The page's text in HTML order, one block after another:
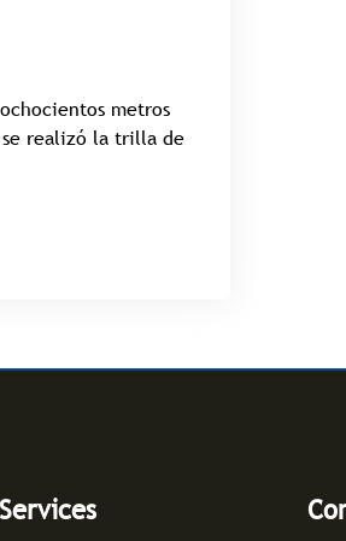
metros
realizó la trilla de
Services